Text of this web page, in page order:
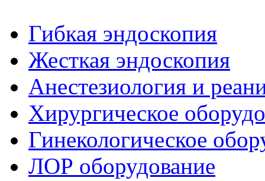
Гибкая эндоскопия
Жесткая эндоскопия
Анестезиология и
Хирургическое
Гинекологическое
ЛОР оборудование